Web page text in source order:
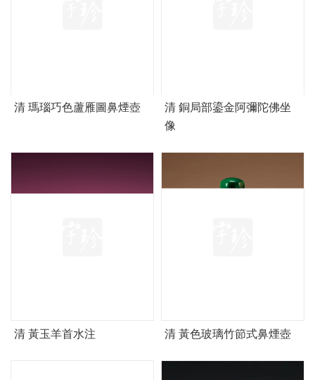
清 瑪瑙巧色蘆雁圖鼻煙壺
清 銅局部鎏金阿彌陀佛坐
像
清 黃玉羊首水注 清 黃色玻璃竹節式鼻煙壺